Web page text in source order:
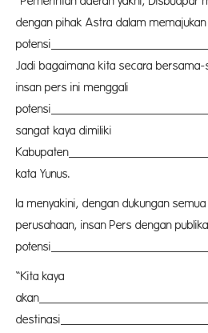
dengan pihak Astra dalam memajukan
potensi
Jadi bagaimana kita secara
insan pers ini menggali
potensi
sangat kaya dimiliki
Kabupaten
kata Yunus.
Ia menyakini, dengan dukungan
perusahaan, insan Pers dengan
potensi
“Kita kaya
akan
destinasi